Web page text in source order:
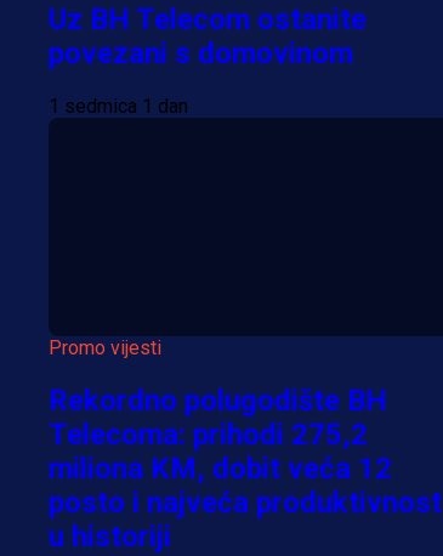
Uz BH Telecom ostanite
povezani s domovinom
1 sedmica 1 dan
Promo vijesti
Rekordno polugodište BH
Telecoma: prihodi 275,2
miliona KM, dobit veća 12
posto i najveća produktivnost
u historiji